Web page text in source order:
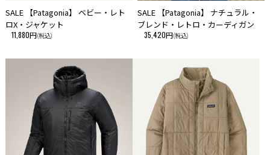
SALE 【Patagonia】 ベビー・レト
ロX・ジャケット
11,880円(税込)
SALE 【Patagonia】 ナチュラル・
ブレンド・レトロ・カーディガン
35,420円(税込)